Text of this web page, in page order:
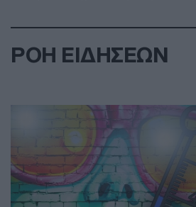
ΡΟΗ ΕΙΔΗΣΕΩΝ